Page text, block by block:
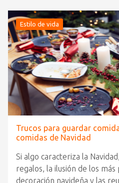
Estilo de vida
Trucos para guardar
comidas de Navidad
Si algo caracteriza la
regalos, la ilusión de los más
decoración navideña y las